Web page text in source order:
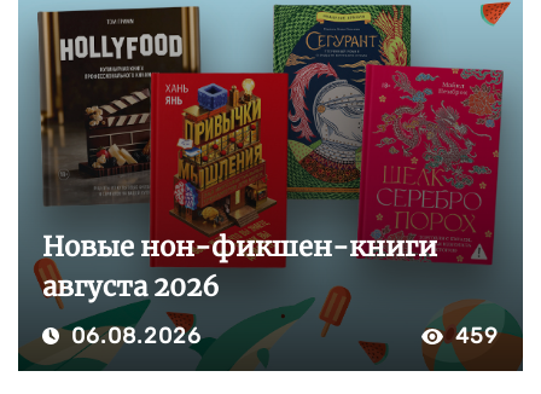
Новые нон-фикшен-книги
августа 2026
06.08.2026 459